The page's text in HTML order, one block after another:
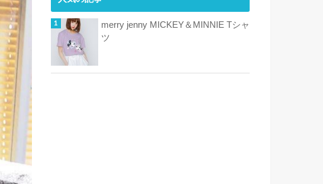
merry jenny MICKEY＆MINNIE Tシャ
ツ